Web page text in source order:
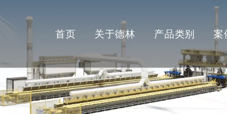
首页 关于德林
公司简介
合作伙伴
产品类别
德林
安肯（机加
案